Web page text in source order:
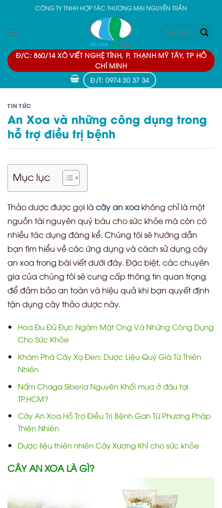
content
CÔNG TY TNHH HỢP TÁC THƯƠNG MẠI NGUYỄN TRẦN
Tìm
kiếm:
Đ/C: 860/14 XÔ VIẾT NGHỆ TĨNH, P, THẠNH MỸ TÂY, TP HỒ
CHÍ MINH
Đ/T: 0974 30 37 34
TIN TỨC
An Xoa và những công dụng trong
hỗ trợ điều trị bệnh
Mục lục
Thảo dược được gọi là cây an xoa không chỉ là một
nguồn tài nguyên quý báu cho sức khỏe mà còn có
nhiều tác dụng đáng kể. Chúng tôi sẽ hướng dẫn
bạn tìm hiểu về các ứng dụng và cách sử dụng cây
an xoa trong bài viết dưới đây. Đặc biệt, các chuyên
gia của chúng tôi sẽ cung cấp thông tin quan trọng
để đảm bảo an toàn và hiệu quả khi bạn quyết định
tận dụng cây thảo dược này.
Hoa Đu Đủ Đực Ngâm Mật Ong Và Những Công Dụng
Cho Sức Khỏe
Khám Phá Cây Xạ Đen: Dược Liệu Quý Giá Từ Thiên
Nhiên
Nấm Chaga Siberia Nguyên Khối mua ở đâu tại
TP.HCM?
Cây An Xoa Hỗ Trợ Điều Trị Bệnh Gan Từ Phương Pháp
Thiên Nhiên
Dược liệu thiên nhiên Cây Xương Khỉ cho sức khỏe
CÂY AN XOA LÀ GÌ?